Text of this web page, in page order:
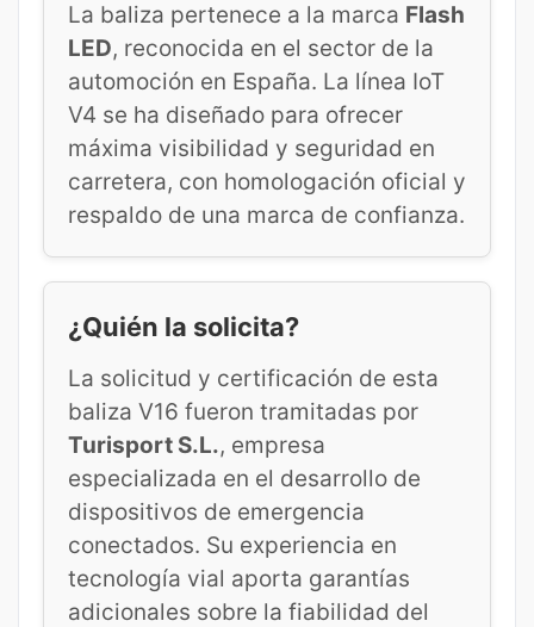
La baliza pertenece a la marca Flash
LED, reconocida en el sector de la
automoción en España. La línea IoT
V4 se ha diseñado para ofrecer
máxima visibilidad y seguridad en
carretera, con homologación oficial y
respaldo de una marca de confianza.
¿Quién la solicita?
La solicitud y certificación de esta
baliza V16 fueron tramitadas por
Turisport S.L., empresa
especializada en el desarrollo de
dispositivos de emergencia
conectados. Su experiencia en
tecnología vial aporta garantías
adicionales sobre la fiabilidad del